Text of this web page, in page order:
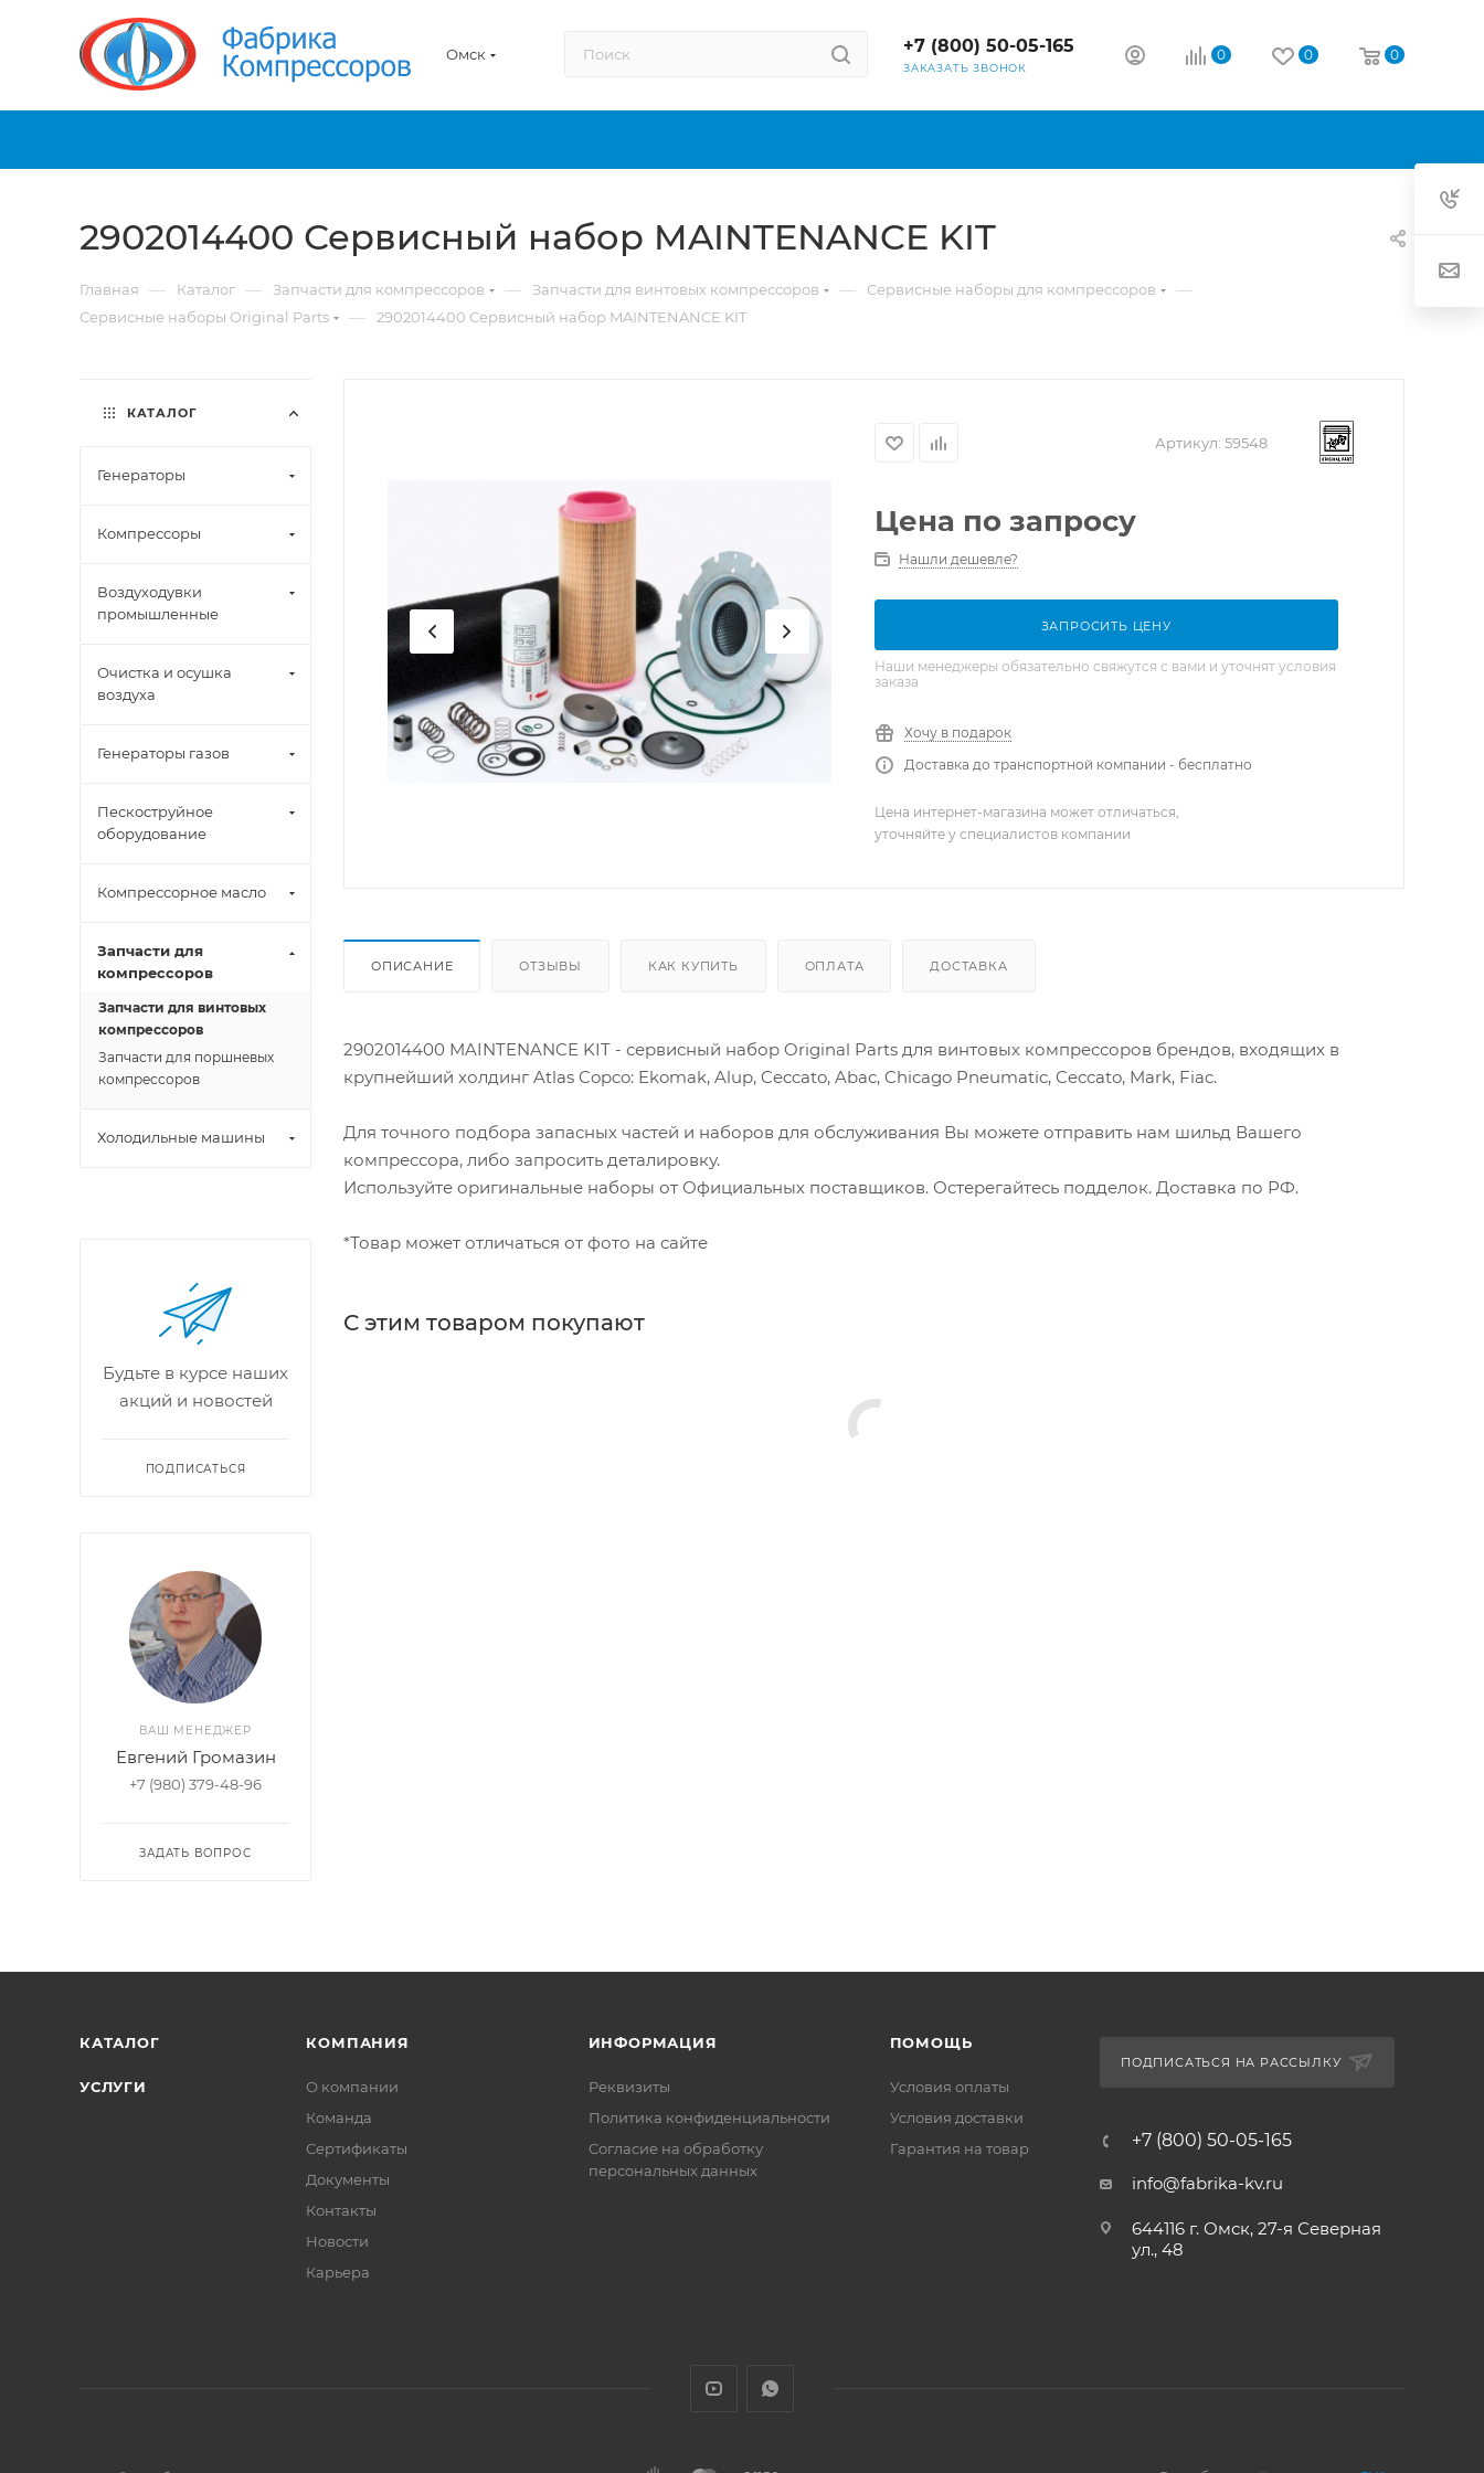
Омск +7 (800) 50-05-165
ЗАКАЗАТЬ ЗВОНОК
0 0 0
2902014400 Сервисный набор MAINTENANCE KIT
Главная — Каталог — Запчасти для компрессоров — Запчасти для винтовых компрессоров — Сервисные наборы для компрессоров —
Сервисные наборы Original Parts — 2902014400 Сервисный набор MAINTENANCE KIT
Артикул: 59548
Цена по запросу
Нашли дешевле?
ЗАПРОСИТЬ ЦЕНУ
Наши менеджеры обязательно свяжутся с вами и уточнят условия
заказа
Хочу в подарок
Доставка до транспортной компании - бесплатно
Цена интернет-магазина может отличаться,
уточняйте у специалистов компании
ОПИСАНИЕ ОТЗЫВЫ КАК КУПИТЬ ОПЛАТА ДОСТАВКА
2902014400 MAINTENANCE KIT - сервисный набор Original Parts для винтовых компрессоров брендов, входящих в
крупнейший холдинг Atlas Copco: Ekomak, Alup, Ceccato, Abac, Chicago Pneumatic, Ceccato, Mark, Fiac.
Для точного подбора запасных частей и наборов для обслуживания Вы можете отправить нам шильд Вашего
компрессора, либо запросить деталировку.
Используйте оригинальные наборы от Официальных поставщиков. Остерегайтесь подделок. Доставка по РФ.
*Товар может отличаться от фото на сайте
С этим товаром покупают
КАТАЛОГ
Генераторы
Компрессоры
Воздуходувки
промышленные
Очистка и осушка
воздуха
Генераторы газов
Пескоструйное
оборудование
Компрессорное масло
Запчасти для
компрессоров
Запчасти для винтовых
компрессоров
Запчасти для поршневых
компрессоров
Холодильные машины
Будьте в курсе наших
акций и новостей
ПОДПИСАТЬСЯ
ВАШ МЕНЕДЖЕР
Евгений Громазин
+7 (980) 379-48-96
ЗАДАТЬ ВОПРОС
КАТАЛОГ
УСЛУГИ
КОМПАНИЯ
О компании
Команда
Сертификаты
Документы
Контакты
Новости
Карьера
ИНФОРМАЦИЯ
Реквизиты
Политика конфиденциальности
Cогласие на обработку
персональных данных
ПОМОЩЬ
Условия оплаты
Условия доставки
Гарантия на товар
ПОДПИСАТЬСЯ НА РАССЫЛКУ
+7 (800) 50-05-165
info@fabrika-kv.ru
644116 г. Омск, 27-я Северная
ул., 48